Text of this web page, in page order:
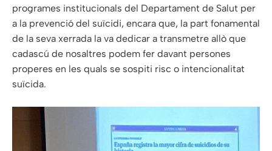
programes institucionals del Departament de Salut per
a la prevenció del suïcidi, encara que, la part fonamental
de la seva xerrada la va dedicar a transmetre allò que
cadascú de nosaltres podem fer davant persones
properes en les quals se sospiti risc o intencionalitat
suïcida.